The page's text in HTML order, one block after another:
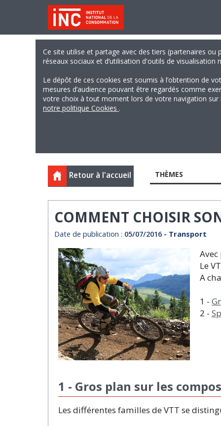
Ce site utilise et partage avec des tiers (partenaires
réseaux sociaux et d’utilisation d'outils de visualisation
Le dépôt de ces cookies est soumis à l’obtention de
mesures d’audience pouvant être regardés comme
votre choix à tout moment lors de votre navigation sur
notre politique Cookies .
Retour à l'accueil THÈMES
COMMENT CHOISIR
Date de publication : 05/07/2016 - Transport
Le
A
1 -
2 -
1 - Gros plan sur les
Les différentes familles de VTT se